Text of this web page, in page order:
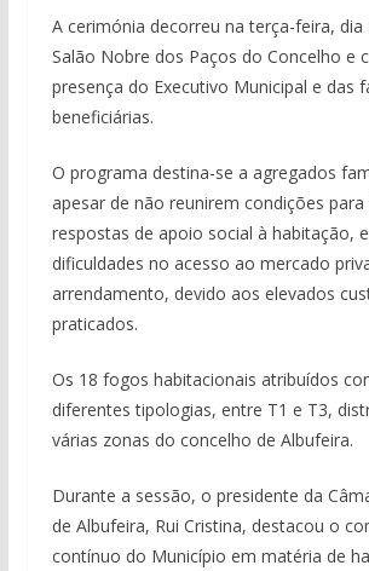
A cerimónia decorreu na terça-feira,
Salão Nobre dos Paços do Concelho e
presença do Executivo Municipal e das
beneficiárias.
O programa destina-se a agregados
apesar de não reunirem condições
respostas de apoio social à habitação,
dificuldades no acesso ao mercado
arrendamento, devido aos elevados
praticados.
Os 18 fogos habitacionais atribuídos
diferentes tipologias, entre T1 e T3,
várias zonas do concelho de Albufeira.
Durante a sessão, o presidente da
de Albufeira, Rui Cristina, destacou o
contínuo do Município em matéria de